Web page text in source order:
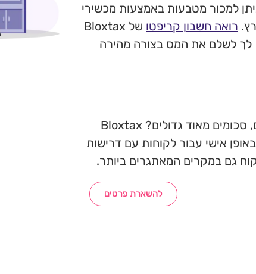
להשארת פרטים
למכור מטבעות באמצעות מכשירי
רואה חשבון קריפטו
של Bloxtax
לך לשלם את המס בצורה מהירה
יחודיים, סכומים מאוד גדולים? Bloxtax
אישי עבור לקוחות עם דרישות
גם במקרים המאתגרים ביותר.